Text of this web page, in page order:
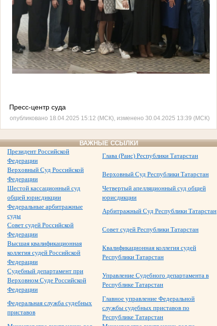
Пресс-центр суда
опубликовано 18.04.2025 15:12 (МСК), изменено 30.04.2025 13:39 (МСК)
ВАЖНЫЕ ССЫЛКИ
Президент Российской
Федерации
Глава (Раис) Республики Татарстан
Верховный Суд Российской
Федерации
Верховный Суд Республики Татарстан
Шестой кассационный суд
общей юрисдикции
Четвертый апелляционный суд общей
юрисдикции
Федеральные арбитражные
суды
Арбитражный Суд Республики Татарстан
Совет судей Российской
Федерации
Совет судей Республики Татарстан
Высшая квалификационная
коллегия судей Российской
Федерации
Квалификационная коллегия судей
Республики Татарстан
Судебный департамент при
Верховном Суде Российской
Федерации
Управление Судебного департамента в
Республике Татарстан
Федеральная служба судебных
приставов
Главное управление Федеральной
службы судебных приставов по
Республике Татарстан